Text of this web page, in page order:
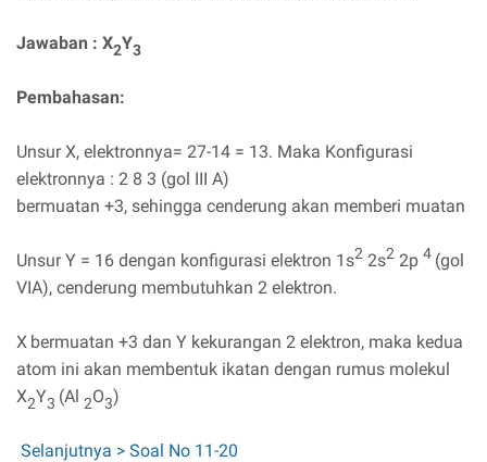
Jawaban : X2Y3
Pembahasan:
Unsur X, elektronnya= 27-14 = 13. Maka Konfigurasi
elektronnya : 2 8 3 (gol III A)
bermuatan +3, sehingga cenderung akan memberi muatan
Unsur Y = 16 dengan konfigurasi elektron 1s2 2s2 2p 4 (gol
VIA), cenderung membutuhkan 2 elektron.
X bermuatan +3 dan Y kekurangan 2 elektron, maka kedua
atom ini akan membentuk ikatan dengan rumus molekul
X2Y3 (Al 2O3)
Selanjutnya > Soal No 11-20